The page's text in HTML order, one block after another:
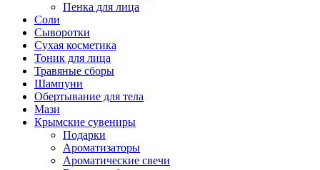
Пенка для лица
Соли
Сыворотки
Сухая косметика
Тоник для лица
Травяные сборы
Шампуни
Обертывание для тела
Мази
Крымские сувениры
Подарки
Ароматизаторы
Ароматические свечи